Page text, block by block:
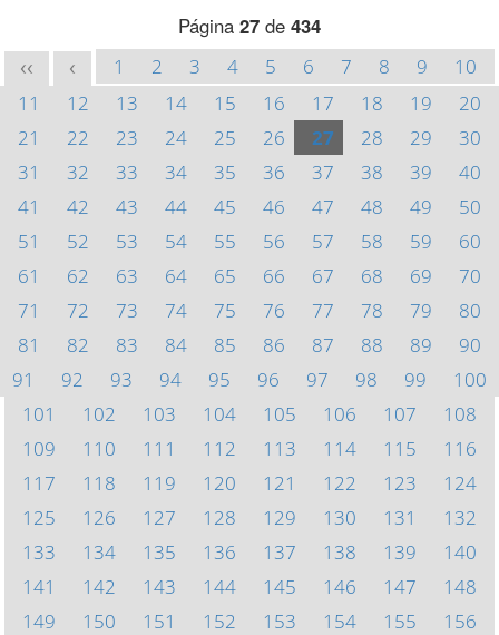
Página 27 de 434
<< < 1 2 3 4 5 6 7 8 9
10
11
12 13 14 15 16 17 18 19
20
21
22 23 24 25 26 27 28 29
30
31
32 33 34 35 36 37 38 39
40
41
42 43 44 45 46 47 48 49
50
51
52 53 54 55 56 57 58 59
60
61
62 63 64 65 66 67 68 69
70
71
72 73 74 75 76 77 78 79
80
81
82 83 84 85 86 87 88 89
90
91
92 93 94 95 96 97 98 99
100
101
102 103 104 105 106 107
108
109
110 111 112 113 114 115
116
117
118 119 120 121 122 123
124
125
126 127 128 129 130 131
132
133
134 135 136 137 138 139
140
141
142 143 144 145 146 147
148
149
150 151 152 153 154 155
156